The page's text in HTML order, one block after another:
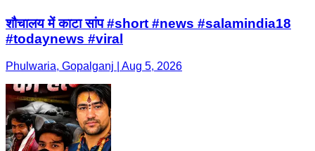
शौचालय में काटा सांप #short #news #salamindia18
#todaynews #viral
Phulwaria, Gopalganj | Aug 5, 2026